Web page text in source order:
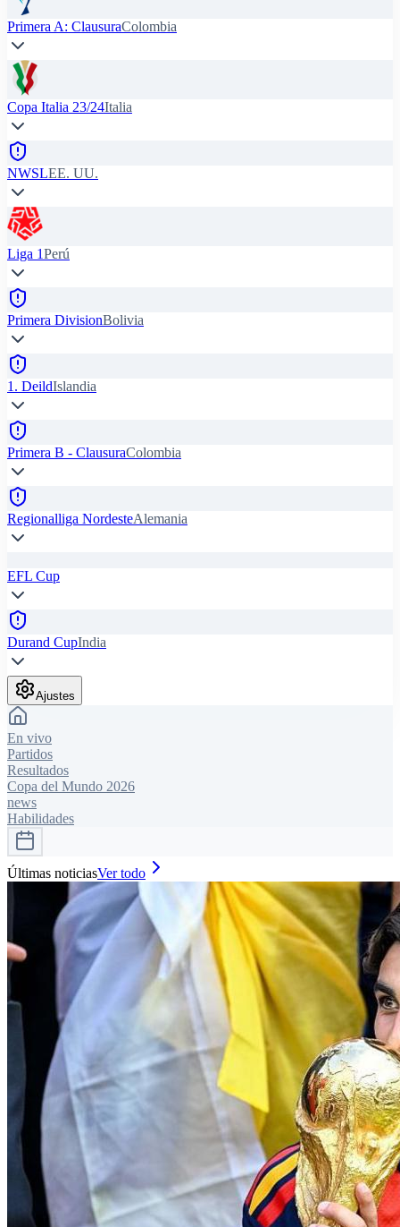
Primera A: ClausuraColombia
Copa Italia 23/24Italia
NWSLEE. UU.
Liga 1Perú
Primera DivisionBolivia
1. DeildIslandia
Primera B - ClausuraColombia
Regionalliga NordesteAlemania
EFL Cup
Durand CupIndia
Ajustes
En vivo
Partidos
Resultados
Copa del Mundo 2026
news
Habilidades
Últimas noticiasVer todo